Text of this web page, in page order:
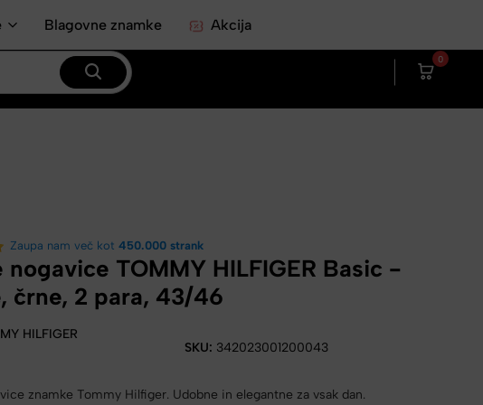
0
Blagovne znamke Akcija
Zaupa nam več kot450.000 strank
nogavice TOMMY HILFIGER Basic -
črne, 2 para, 43/46
HILFIGER
SKU: 342023001200043
znamke Tommy Hilfiger. Udobne in elegantne za vsak dan.